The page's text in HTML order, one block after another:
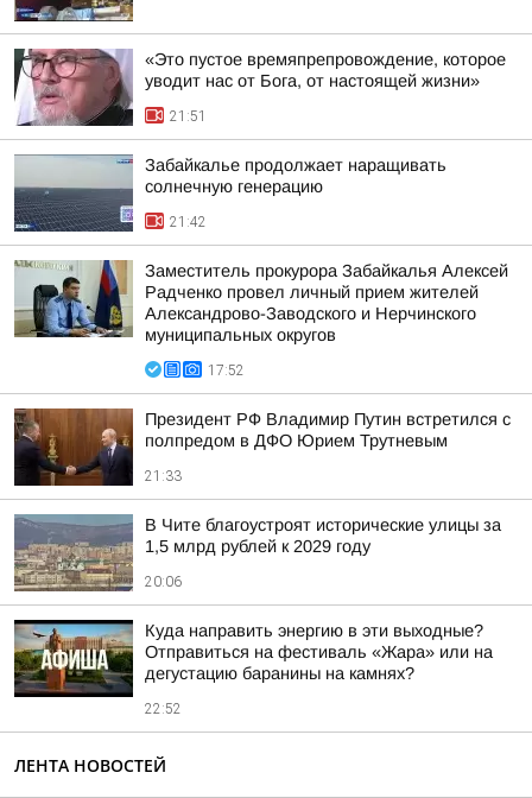
«Это пустое времяпрепровождение, которое
уводит нас от Бога, от настоящей жизни»
21:51
Забайкалье продолжает наращивать
солнечную генерацию
21:42
Заместитель прокурора Забайкалья Алексей
Радченко провел личный прием жителей
Александрово-Заводского и Нерчинского
муниципальных округов
17:52
Президент РФ Владимир Путин встретился с
полпредом в ДФО Юрием Трутневым
21:33
В Чите благоустроят исторические улицы за
1,5 млрд рублей к 2029 году
20:06
Куда направить энергию в эти выходные?
Отправиться на фестиваль «Жара» или на
дегустацию баранины на камнях?
22:52
ЛЕНТА НОВОСТЕЙ